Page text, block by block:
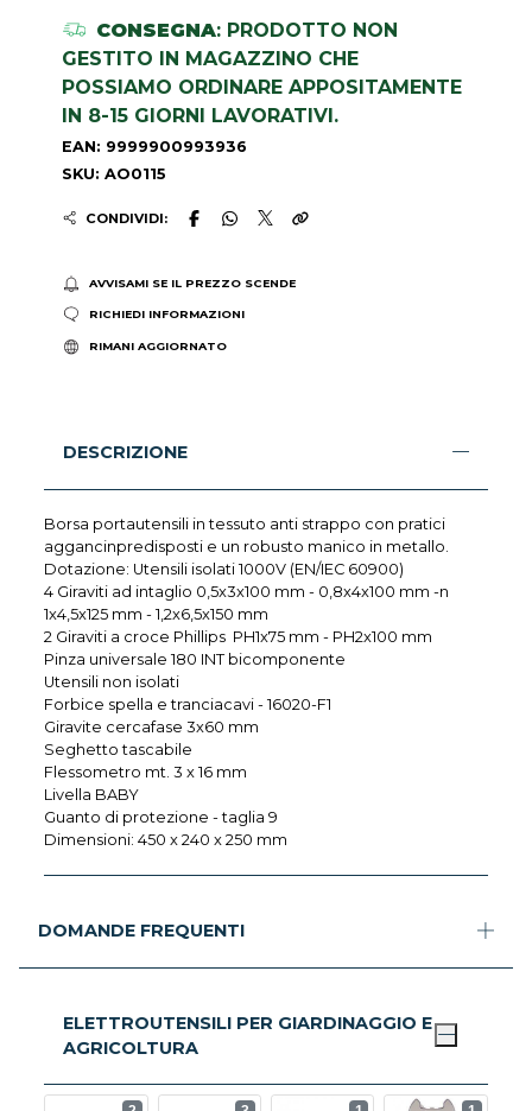
CONSEGNA: PRODOTTO NON
GESTITO IN MAGAZZINO CHE
POSSIAMO ORDINARE APPOSITAMENTE
IN 8-15 GIORNI LAVORATIVI.
EAN: 9999900993936
SKU: AO0115
CONDIVIDI:
AVVISAMI SE IL PREZZO SCENDE
RICHIEDI INFORMAZIONI
RIMANI AGGIORNATO
DESCRIZIONE
Borsa portautensili in tessuto anti strappo con pratici
aggancinpredisposti e un robusto manico in metallo.
Dotazione: Utensili isolati 1000V (EN/IEC 60900)
4 Giraviti ad intaglio 0,5x3x100 mm - 0,8x4x100 mm -n
1x4,5x125 mm - 1,2x6,5x150 mm
2 Giraviti a croce Phillips PH1x75 mm - PH2x100 mm
Pinza universale 180 INT bicomponente
Utensili non isolati
Forbice spella e tranciacavi - 16020-F1
Giravite cercafase 3x60 mm
Seghetto tascabile
Flessometro mt. 3 x 16 mm
Livella BABY
Guanto di protezione - taglia 9
Dimensioni: 450 x 240 x 250 mm
DOMANDE FREQUENTI
ELETTROUTENSILI PER GIARDINAGGIO E
AGRICOLTURA